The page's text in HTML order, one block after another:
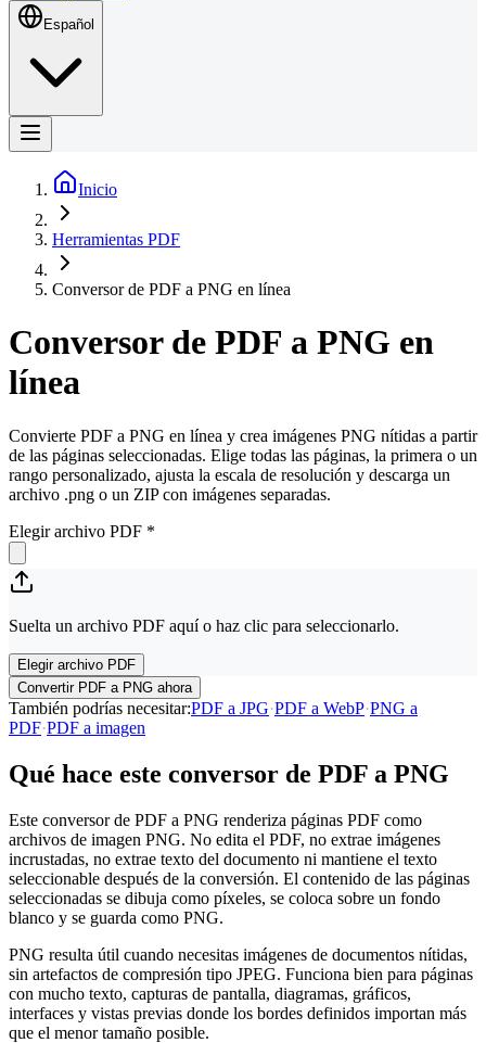
Español
Inicio
Herramientas PDF
Conversor de PDF a PNG en línea
Conversor de PDF a PNG en
línea
Convierte PDF a PNG en línea y crea imágenes PNG nítidas a partir
de las páginas seleccionadas. Elige todas las páginas, la primera o un
rango personalizado, ajusta la escala de resolución y descarga un
archivo .png o un ZIP con imágenes separadas.
Elegir archivo PDF *
Suelta un archivo PDF aquí o haz clic para seleccionarlo.
Elegir archivo PDF
Convertir PDF a PNG ahora
También podrías necesitar:PDF a JPG·PDF a WebP·PNG a
PDF·PDF a imagen
Qué hace este conversor de PDF a PNG
Este conversor de PDF a PNG renderiza páginas PDF como
archivos de imagen PNG. No edita el PDF, no extrae imágenes
incrustadas, no extrae texto del documento ni mantiene el texto
seleccionable después de la conversión. El contenido de las páginas
seleccionadas se dibuja como píxeles, se coloca sobre un fondo
blanco y se guarda como PNG.
PNG resulta útil cuando necesitas imágenes de documentos nítidas,
sin artefactos de compresión tipo JPEG. Funciona bien para páginas
con mucho texto, capturas de pantalla, diagramas, gráficos,
interfaces y vistas previas donde los bordes definidos importan más
que el menor tamaño posible.